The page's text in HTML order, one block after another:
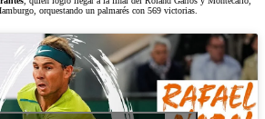
orquestando un palmarés con 569 victorias.